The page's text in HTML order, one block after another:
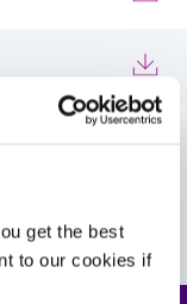
get the best
to our cookies if